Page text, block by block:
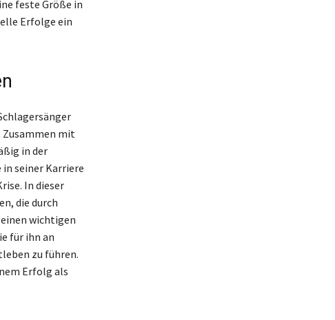
feste Größe in
Erfolge ein
Zusammen mit
in der
seiner Karriere
In dieser
die durch
wichtigen
für ihn an
zu führen.
Erfolg als